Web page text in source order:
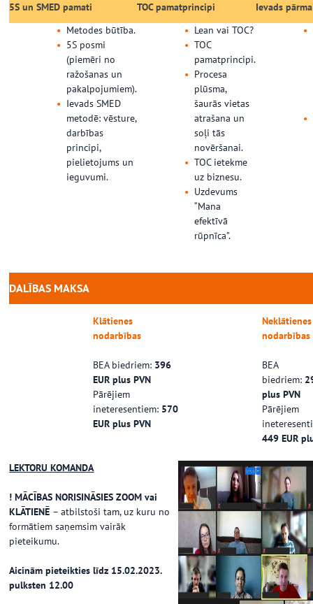
5S un SMED pamati TOC pamatprincipi
Ievads
Metodes būtība.
5S posmi
(piemēri no
ražošanas un
pakalpojumiem).
Ievads SMED
metodē: vēsture,
darbības
principi,
pielietojums un
ieguvumi.
Lean vai TOC?
TOC
pamatprincipi.
Procesa
plūsma,
šaurās vietas
atrašana un
soļi tās
novēršanai.
TOC ietekme
uz biznesu.
Uzdevums
“Mana
efektīvā
rūpnīca”.
DALĪBAS MAKSA
Klātienes
nodarbības
BEA biedriem: 396
EUR plus PVN
Pārējiem
ineteresentiem: 570
EUR plus PVN
Neklātienes
nodarbības
BEA
biedriem:
plus PVN
Pārējiem
449 EUR
LEKTORU KOMANDA
! MĀCĪBAS NORISINĀSIES ZOOM vai
KLĀTIENĒ – atbilstoši tam, uz kuru no
formātiem saņemsim vairāk
pieteikumu.
Aicinām pieteikties līdz 15.02.2023.
pulksten 12.00